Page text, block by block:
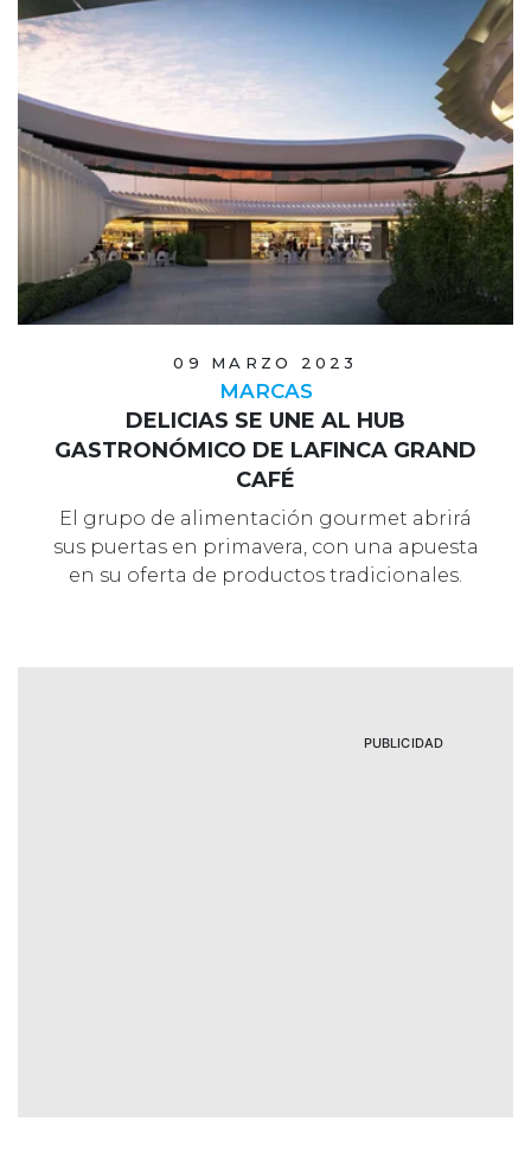
09 MARZO 2023
MARCAS
DELICIAS SE UNE AL HUB
GASTRONÓMICO DE LAFINCA GRAND
CAFÉ
El grupo de alimentación gourmet abrirá
sus puertas en primavera, con una apuesta
en su oferta de productos tradicionales.
PUBLICIDAD